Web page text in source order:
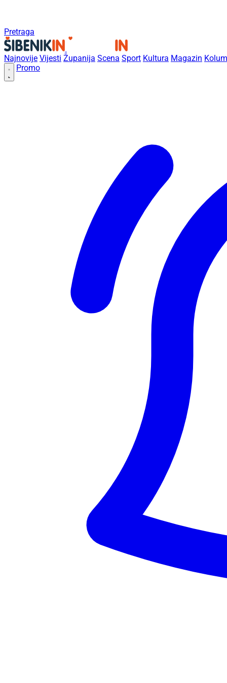
Pretraga
Najnovije Vijesti Županija Scena Sport Kultura Magazin
Promo